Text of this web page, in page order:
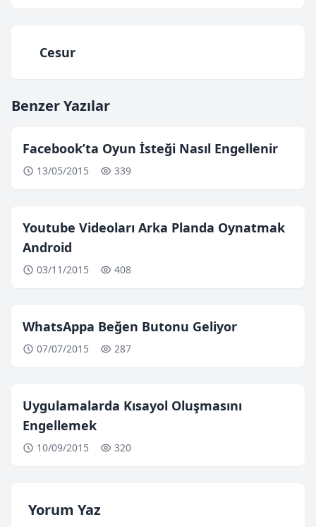
Cesur
Benzer Yazılar
Facebook’ta Oyun İsteği Nasıl Engellenir
13/05/2015 339
Youtube Videoları Arka Planda Oynatmak
Android
03/11/2015 408
WhatsAppa Beğen Butonu Geliyor
07/07/2015 287
Uygulamalarda Kısayol Oluşmasını
Engellemek
10/09/2015 320
Yorum Yaz